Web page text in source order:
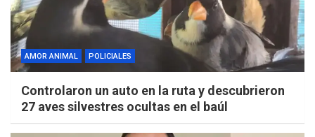
AMOR ANIMAL POLICIALES
Controlaron un auto en la ruta y descubrieron
27 aves silvestres ocultas en el baúl